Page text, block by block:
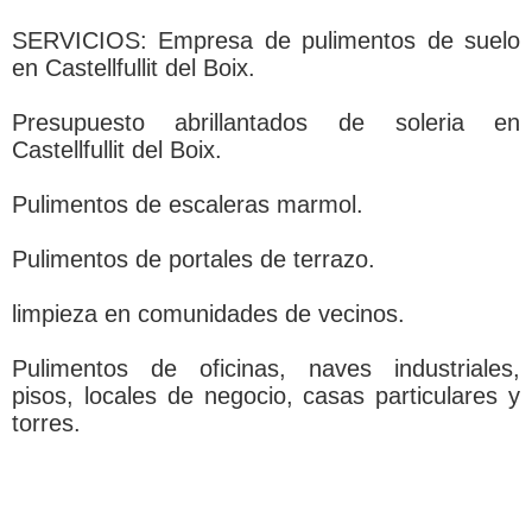
SERVICIOS: Empresa de pulimentos de suelo
en Castellfullit del Boix.
Presupuesto abrillantados de soleria en
Castellfullit del Boix.
Pulimentos de escaleras marmol.
Pulimentos de portales de terrazo.
limpieza en comunidades de vecinos.
Pulimentos de oficinas, naves industriales,
pisos, locales de negocio, casas particulares y
torres.